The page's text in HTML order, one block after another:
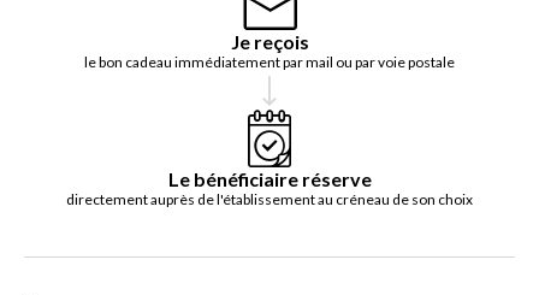
Je reçois
le bon cadeau immédiatement par mail ou par voie postale
Le bénéficiaire réserve
directement auprès de l'établissement au créneau de son choix